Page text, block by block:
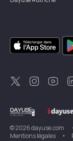
DayuseSingapour
DayuseSuède
DayuseThaïlande
DayuseNouvelle-
DayuseTurquie
©2026dayuse.com
Mentions légales
•